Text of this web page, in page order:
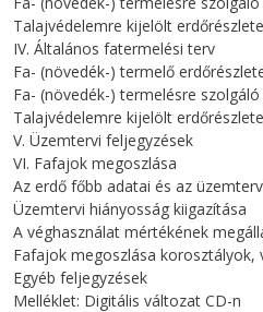
Talajvédelemre kijelölt
IV. Általános fatermelési terv
Fa- (növedék-) termelő
Fa- (növedék-) termelésre
Talajvédelemre kijelölt
V. Üzemtervi feljegyzések
VI. Fafajok megoszlása
Az erdő főbb adatai és az
Üzemtervi hiányosság kiigazítása
A véghasználat mértékének
Fafajok megoszlása korosztályok,
Egyéb feljegyzések
Melléklet: Digitális változat CD-n